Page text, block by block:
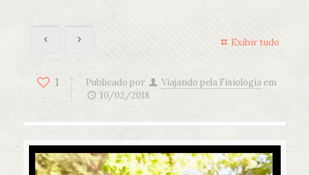
Exibir tudo
1 Publicado por Viajando pela Fisiologia em
10/02/2018